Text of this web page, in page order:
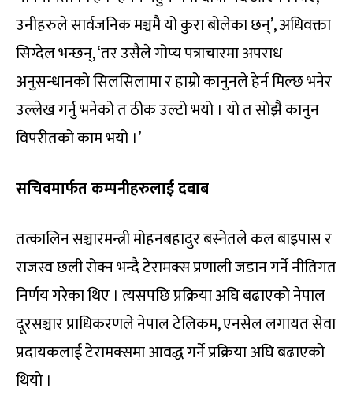
उनीहरुले सार्वजनिक मञ्चमै यो कुरा बोलेका छन्’, अधिवक्ता
सिग्देल भन्छन्, ‘तर उसैले गोप्य पत्राचारमा अपराध
अनुसन्धानको सिलसिलामा र हाम्रो कानुनले हेर्न मिल्छ भनेर
उल्लेख गर्नु भनेको त ठीक उल्टो भयो । यो त सोझै कानुन
विपरीतको काम भयो ।’
सचिवमार्फत कम्पनीहरुलाई दबाब
तत्कालिन सञ्चारमन्त्री मोहनबहादुर बस्नेतले कल बाइपास र
राजस्व छली रोक्न भन्दै टेरामक्स प्रणाली जडान गर्ने नीतिगत
निर्णय गरेका थिए । त्यसपछि प्रक्रिया अघि बढाएको नेपाल
दूरसञ्चार प्राधिकरणले नेपाल टेलिकम, एनसेल लगायत सेवा
प्रदायकलाई टेरामक्समा आवद्ध गर्ने प्रक्रिया अघि बढाएको
थियो ।